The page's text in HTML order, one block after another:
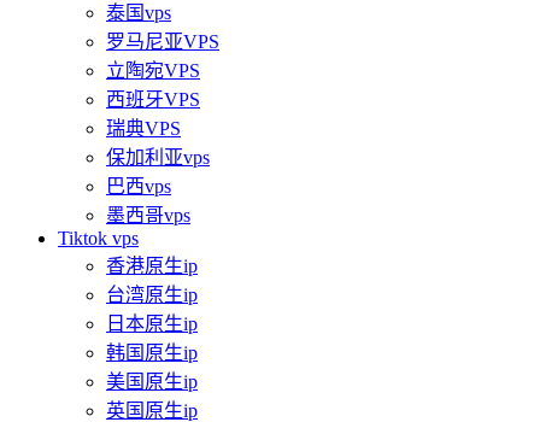
泰国vps
罗马尼亚VPS
立陶宛VPS
西班牙VPS
瑞典VPS
保加利亚vps
巴西vps
墨西哥vps
Tiktok vps
香港原生ip
台湾原生ip
日本原生ip
韩国原生ip
美国原生ip
英国原生ip